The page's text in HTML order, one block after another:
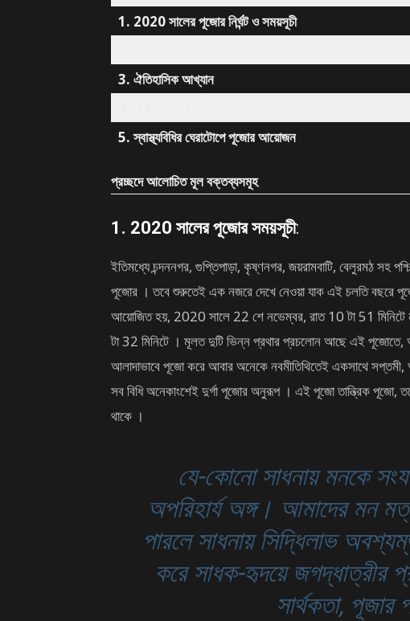
1. 2020 সালের পূজোর নির্ঘন্ট ও সময়সূচী
3. ঐতিহাসিক আখ্যান
5. স্বাস্থ্যবিধির ঘেরাটোপে পূজোর আয়োজন
প্রচ্ছদে আলোচিত মূল বক্তব্যসমূহ
1. 2020 সালের পূজোর সময়সূচী:
ইতিমধ্যে চন্দননগর, গুপ্তিপাড়া, কৃষ্ণনগর, জয়রামবাটি, বেলুরমঠ সহ
পূজোর । তবে শুরুতেই এক নজরে দেখে নেওয়া যাক এই চলতি বছরে
আয়োজিত হয়, 2020 সালে 22 শে নভেম্বর, রাত 10 টা 51 মিনিটে
টা 32 মিনিটে । মূলত দুটি ভিন্ন প্রথার প্রচলোন আছে এই পূজোতে,
আলাদাভাবে পূজো করে আবার অনেকে নবমীতিথিতেই একসাথে
সব বিধি অনেকাংশেই দুর্গা পূজোর অনুরূপ । এই পূজো তান্ত্রিক পূজো,
থাকে ।
যে-কোনো সাধনায় মনকে
অপরিহার্য অঙ্গ। আমাদের মন
পারলে সাধনায় সিদ্ধিলাভ
করে সাধক-হৃদয়ে জগদ্ধাত্রীর
সার্থকতা, পূজার